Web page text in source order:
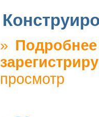
» Подробнее
просмотр